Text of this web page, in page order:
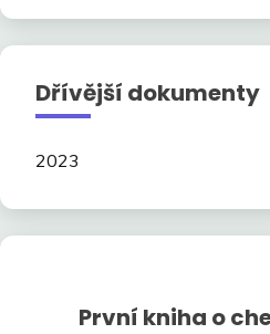
Dřívější dokumenty
2023
První kniha o